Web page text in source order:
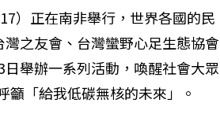
）正在南非舉行，世界各國的民
之友會、台灣蠻野心足生態協會
舉辦一系列活動，喚醒社會大眾
「給我低碳無核的未來」。